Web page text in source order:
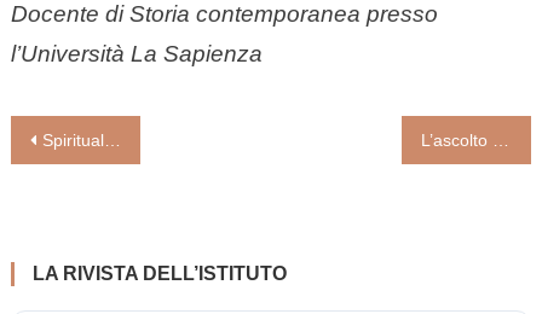
Docente di Storia contemporanea presso
l’Università La Sapienza
Navigazione
Spiritualità del dono (Carlo Molari) L’ascolto di Dio cambia la vita.Valenza sacramentale della liturgia della Parola
LA RIVISTA DELL’ISTITUTO